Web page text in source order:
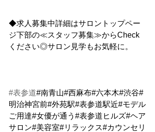
◆求人募集中詳細はサロントップペー
ジ下部の≪スタッフ募集≫からCheck
ください◎サロン見学もお気軽に。
#表参道#南青山#西麻布#六本木#渋谷#
明治神宮前#外苑駅#表参道駅近#モデル
ご用達#女優が通う#表参道ヒルズ#ヘア
サロン#美容室#リラックス#カウンセリ